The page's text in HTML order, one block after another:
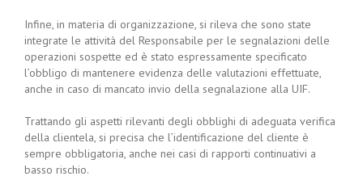
Infine, in materia di organizzazione, si rileva che sono state
integrate le attività del Responsabile per le segnalazioni delle
operazioni sospette ed è stato espressamente specificato
l’obbligo di mantenere evidenza delle valutazioni effettuate,
anche in caso di mancato invio della segnalazione alla UIF.
Trattando gli aspetti rilevanti degli obblighi di adeguata verifica
della clientela, si precisa che l’identificazione del cliente è
sempre obbligatoria, anche nei casi di rapporti continuativi a
basso rischio.